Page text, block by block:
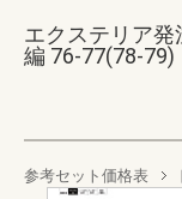
エクステリア
編 76-77(78-79)
参考セット価格表